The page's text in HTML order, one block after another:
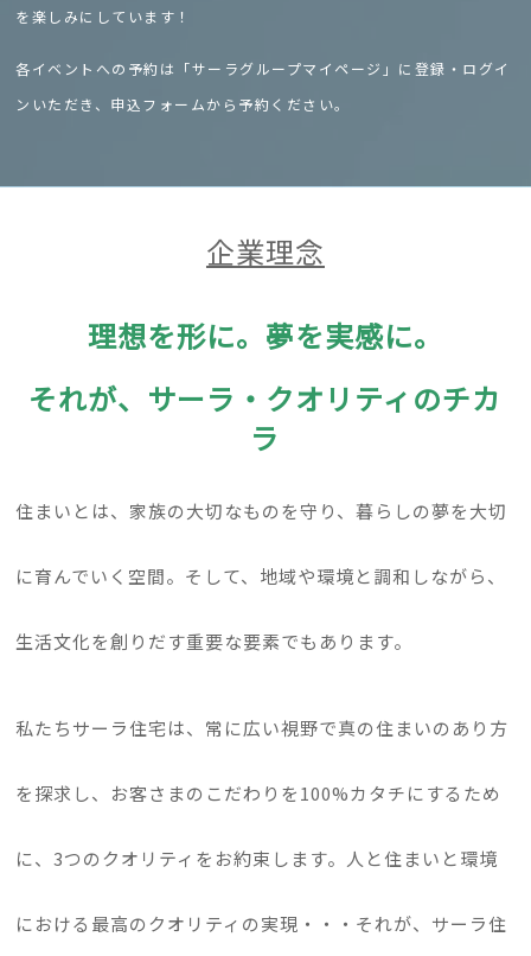
を楽しみにしています！
各イベントへの予約は「サーラグループマイページ」に登録・ログイ
ンいただき、申込フォームから予約ください。
企業理念
理想を形に。夢を実感に。
それが、サーラ・クオリティのチカ
ラ
住まいとは、家族の大切なものを守り、暮らしの夢を大切
に育んでいく空間。そして、地域や環境と調和しながら、
生活文化を創りだす重要な要素でもあります。
私たちサーラ住宅は、常に広い視野で真の住まいのあり方
を探求し、お客さまのこだわりを100%カタチにするため
に、3つのクオリティをお約束します。人と住まいと環境
における最高のクオリティの実現・・・それが、サーラ住